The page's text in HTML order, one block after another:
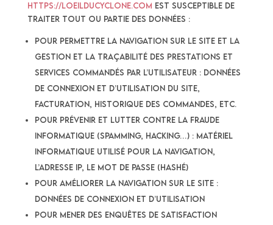
https://loeilducyclone.com est susceptible de
traiter tout ou partie des données :
pour permettre la navigation sur le Site et la
gestion et la traçabilité des prestations et
services commandés par l’utilisateur : données
de connexion et d’utilisation du Site,
facturation, historique des commandes, etc.
pour prévenir et lutter contre la fraude
informatique (spamming, hacking…) : matériel
informatique utilisé pour la navigation,
l’adresse IP, le mot de passe (hashé)
pour améliorer la navigation sur le Site :
données de connexion et d’utilisation
pour mener des enquêtes de satisfaction